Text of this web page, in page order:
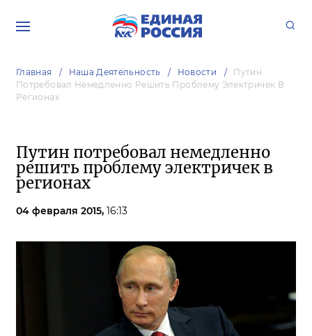
Главная Наша Деятельность Новости
Путин
Потребовал Немедленно Решить Проблему Электричек В
Регионах
Путин потребовал немедленно
решить проблему электричек в
регионах
04 февраля 2015, 16:13